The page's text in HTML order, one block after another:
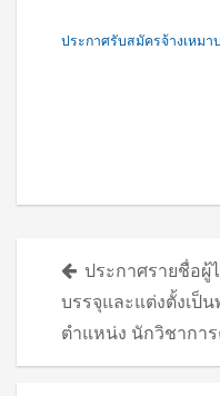
ประกาศรับสมัครจ้างเหม
Postsประกาศรายชื่อผู้
บรรจุและแต่งตั้งเป็
ตำแหน่ง นักวิชากา